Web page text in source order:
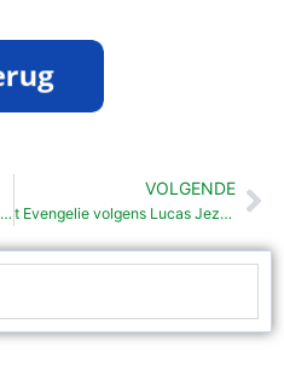
t Evengelie volgens Lucas Volholden mit beden (18: 1- 8)
VOLGENDE
t Evengelie volgens Lucas Jezus zegent kinder (18:15-17)